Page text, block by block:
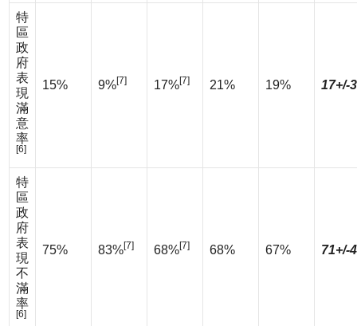
特
區
政
府
表
現
滿
意
率
[6]
15% 9%[7] 17%[7] 21% 19% 17+/-
特
區
政
府
表
現
不
滿
率
[6]
75% 83%[7] 68%[7] 68% 67% 71+/-